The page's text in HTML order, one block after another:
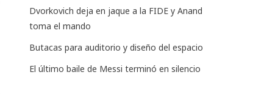
Dvorkovich deja en jaque a la FIDE y Anand
toma el mando
Butacas para auditorio y diseño del espacio
El último baile de Messi terminó en silencio